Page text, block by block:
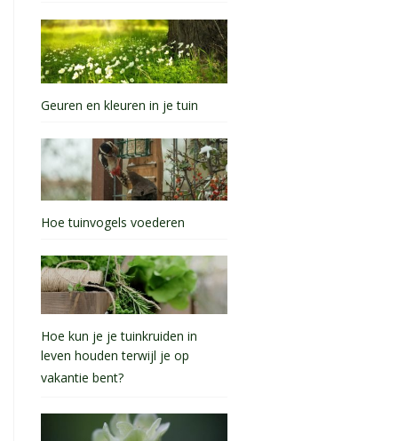
Geuren en kleuren in je tuin
Hoe tuinvogels voederen
Hoe kun je je tuinkruiden in
leven houden terwijl je op
vakantie bent?